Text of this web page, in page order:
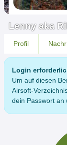
Lenny aka
Profil
Login
Um auf diesen
Airsoft-
dein Passwort an